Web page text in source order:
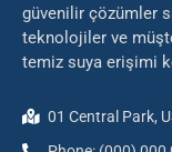
güvenilir çözümler
teknolojiler ve
temiz suya erişimi
01 Central Park,